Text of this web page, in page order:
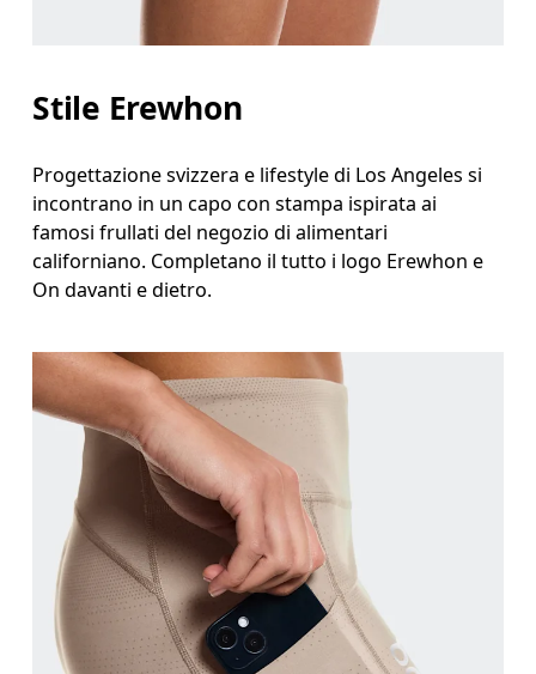
Stile Erewhon
Progettazione svizzera e lifestyle di Los Angeles si
incontrano in un capo con stampa ispirata ai
famosi frullati del negozio di alimentari
californiano. Completano il tutto i logo Erewhon e
On davanti e dietro.